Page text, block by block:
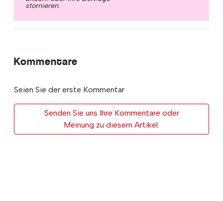
stornieren.
Kommentare
Seien Sie der erste Kommentar
Senden Sie uns Ihre Kommentare oder
Meinung zu diesem Artikel.